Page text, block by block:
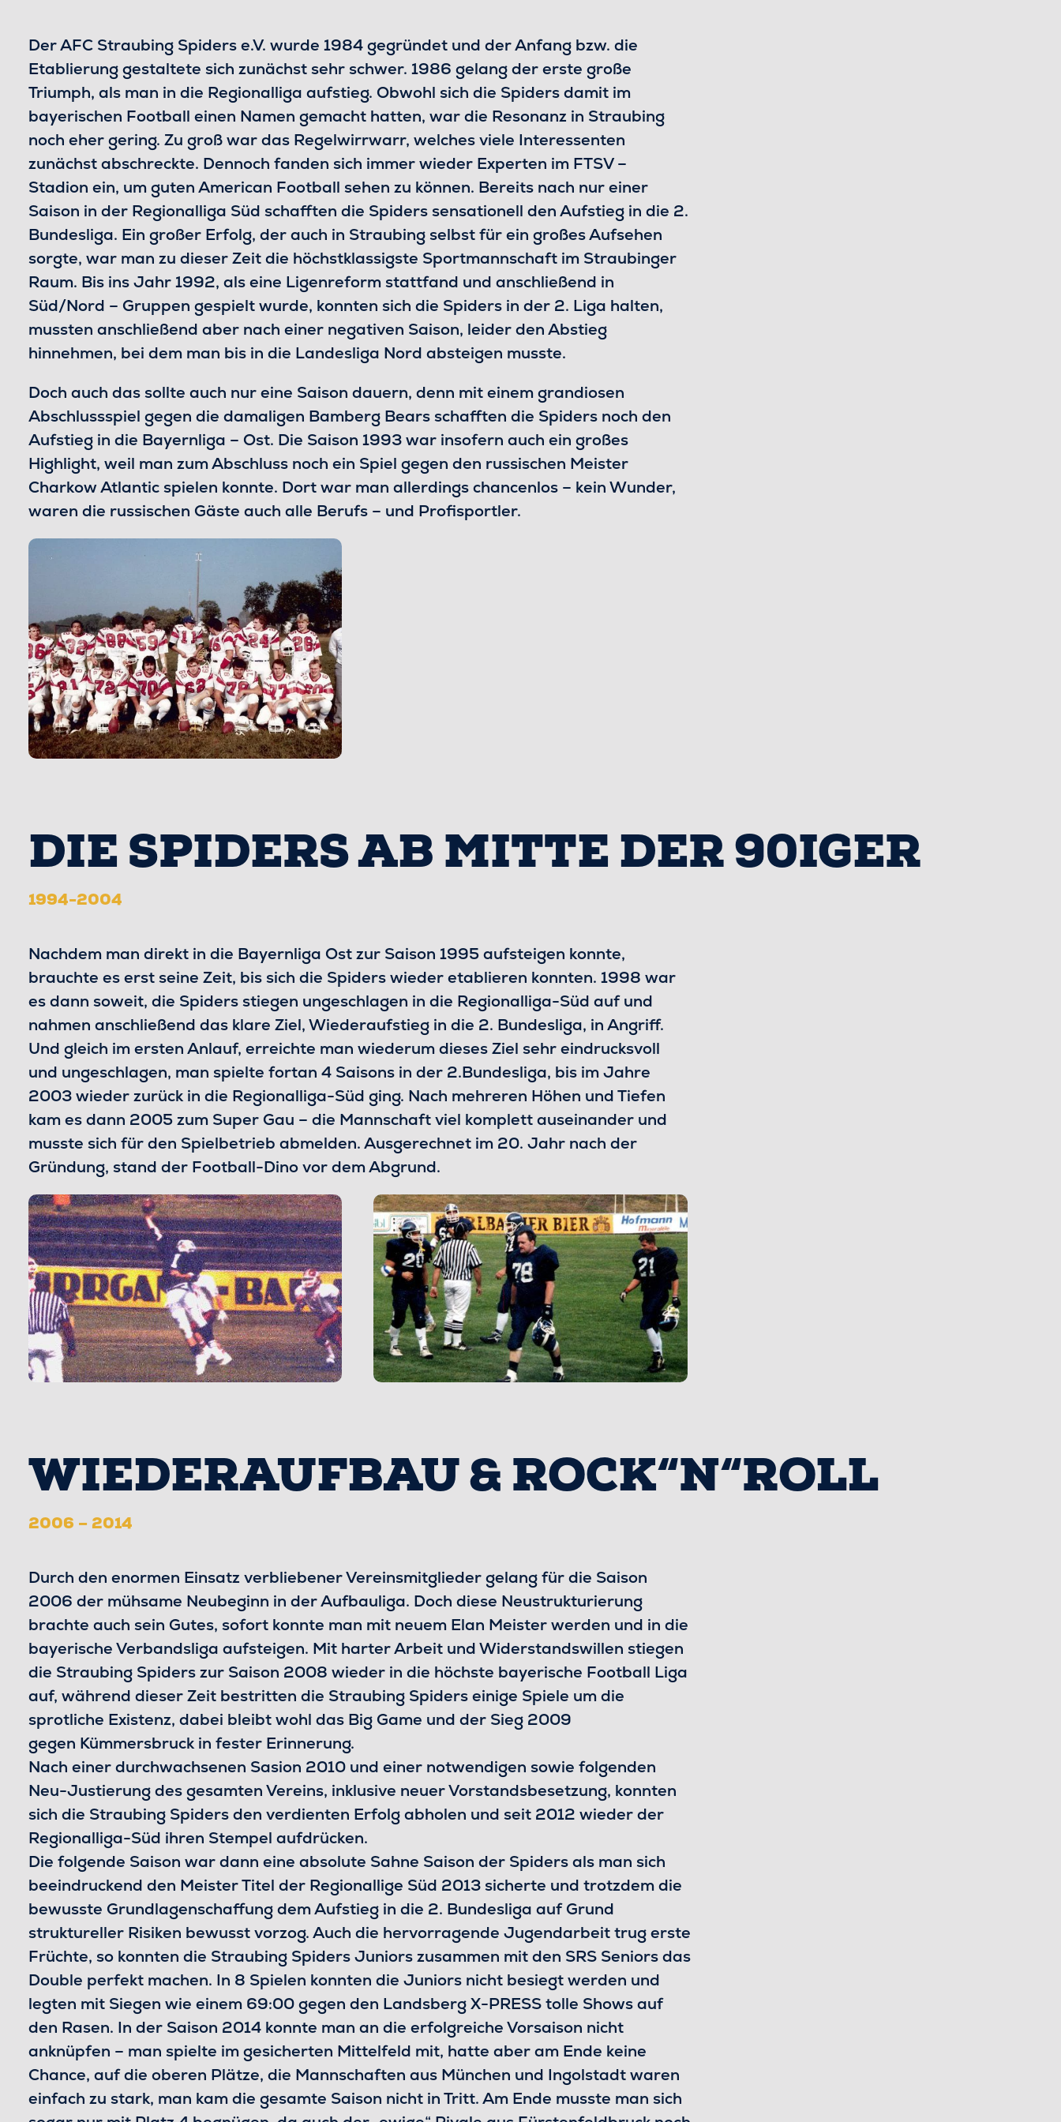
Der AFC Straubing Spiders e.V. wurde 1984 gegründet und der Anfang bzw. die
Etablierung gestaltete sich zunächst sehr schwer. 1986 gelang der erste große
Triumph, als man in die Regionalliga aufstieg. Obwohl sich die Spiders damit im
bayerischen Football einen Namen gemacht hatten, war die Resonanz in Straubing
noch eher gering. Zu groß war das Regelwirrwarr, welches viele Interessenten
zunächst abschreckte. Dennoch fanden sich immer wieder Experten im FTSV –
Stadion ein, um guten American Football sehen zu können. Bereits nach nur einer
Saison in der Regionalliga Süd schafften die Spiders sensationell den Aufstieg in die 2.
Bundesliga. Ein großer Erfolg, der auch in Straubing selbst für ein großes Aufsehen
sorgte, war man zu dieser Zeit die höchstklassigste Sportmannschaft im Straubinger
Raum. Bis ins Jahr 1992, als eine Ligenreform stattfand und anschließend in
Süd/Nord – Gruppen gespielt wurde, konnten sich die Spiders in der 2. Liga halten,
mussten anschließend aber nach einer negativen Saison, leider den Abstieg
hinnehmen, bei dem man bis in die Landesliga Nord absteigen musste.
Doch auch das sollte auch nur eine Saison dauern, denn mit einem grandiosen
Abschlussspiel gegen die damaligen Bamberg Bears schafften die Spiders noch den
Aufstieg in die Bayernliga – Ost. Die Saison 1993 war insofern auch ein großes
Highlight, weil man zum Abschluss noch ein Spiel gegen den russischen Meister
Charkow Atlantic spielen konnte. Dort war man allerdings chancenlos – kein Wunder,
waren die russischen Gäste auch alle Berufs – und Profisportler.
DIE SPIDERS AB MITTE DER 90IGER
1994-2004
Nachdem man direkt in die Bayernliga Ost zur Saison 1995 aufsteigen konnte,
brauchte es erst seine Zeit, bis sich die Spiders wieder etablieren konnten. 1998 war
es dann soweit, die Spiders stiegen ungeschlagen in die Regionalliga-Süd auf und
nahmen anschließend das klare Ziel, Wiederaufstieg in die 2. Bundesliga, in Angriff.
Und gleich im ersten Anlauf, erreichte man wiederum dieses Ziel sehr eindrucksvoll
und ungeschlagen, man spielte fortan 4 Saisons in der 2.Bundesliga, bis im Jahre
2003 wieder zurück in die Regionalliga-Süd ging. Nach mehreren Höhen und Tiefen
kam es dann 2005 zum Super Gau – die Mannschaft viel komplett auseinander und
musste sich für den Spielbetrieb abmelden. Ausgerechnet im 20. Jahr nach der
Gründung, stand der Football-Dino vor dem Abgrund.
WIEDERAUFBAU & ROCK“N“ROLL
2006 – 2014
Durch den enormen Einsatz verbliebener Vereinsmitglieder gelang für die Saison
2006 der mühsame Neubeginn in der Aufbauliga. Doch diese Neustrukturierung
brachte auch sein Gutes, sofort konnte man mit neuem Elan Meister werden und in die
bayerische Verbandsliga aufsteigen. Mit harter Arbeit und Widerstandswillen stiegen
die Straubing Spiders zur Saison 2008 wieder in die höchste bayerische Football Liga
auf, während dieser Zeit bestritten die Straubing Spiders einige Spiele um die
sprotliche Existenz, dabei bleibt wohl das Big Game und der Sieg 2009
gegen Kümmersbruck in fester Erinnerung.
Nach einer durchwachsenen Sasion 2010 und einer notwendigen sowie folgenden
Neu-Justierung des gesamten Vereins, inklusive neuer Vorstandsbesetzung, konnten
sich die Straubing Spiders den verdienten Erfolg abholen und seit 2012 wieder der
Regionalliga-Süd ihren Stempel aufdrücken.
Die folgende Saison war dann eine absolute Sahne Saison der Spiders als man sich
beeindruckend den Meister Titel der Regionallige Süd 2013 sicherte und trotzdem die
bewusste Grundlagenschaffung dem Aufstieg in die 2. Bundesliga auf Grund
struktureller Risiken bewusst vorzog. Auch die hervorragende Jugendarbeit trug erste
Früchte, so konnten die Straubing Spiders Juniors zusammen mit den SRS Seniors das
Double perfekt machen. In 8 Spielen konnten die Juniors nicht besiegt werden und
legten mit Siegen wie einem 69:00 gegen den Landsberg X-PRESS tolle Shows auf
den Rasen. In der Saison 2014 konnte man an die erfolgreiche Vorsaison nicht
anknüpfen – man spielte im gesicherten Mittelfeld mit, hatte aber am Ende keine
Chance, auf die oberen Plätze, die Mannschaften aus München und Ingolstadt waren
einfach zu stark, man kam die gesamte Saison nicht in Tritt. Am Ende musste man sich